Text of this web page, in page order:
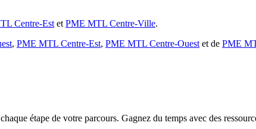
Centre-Est et PME MTL Centre-Ville.
, PME MTL Centre-Est, PME MTL Centre-Ouest et de PME
étape de votre parcours. Gagnez du temps avec des